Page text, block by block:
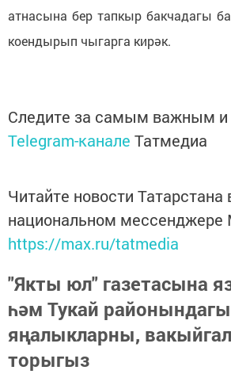
атнасына бер тапкыр бакчадагы
коендырып чыгарга кирәк.
Следите за самым важным
Telegram-канале Татмедиа
Читайте новости Татарстана
национальном мессенджере
https://max.ru/tatmedia
"Якты юл" газетасына
һәм Тукай районындагы
яңалыкларны,
торыгыз